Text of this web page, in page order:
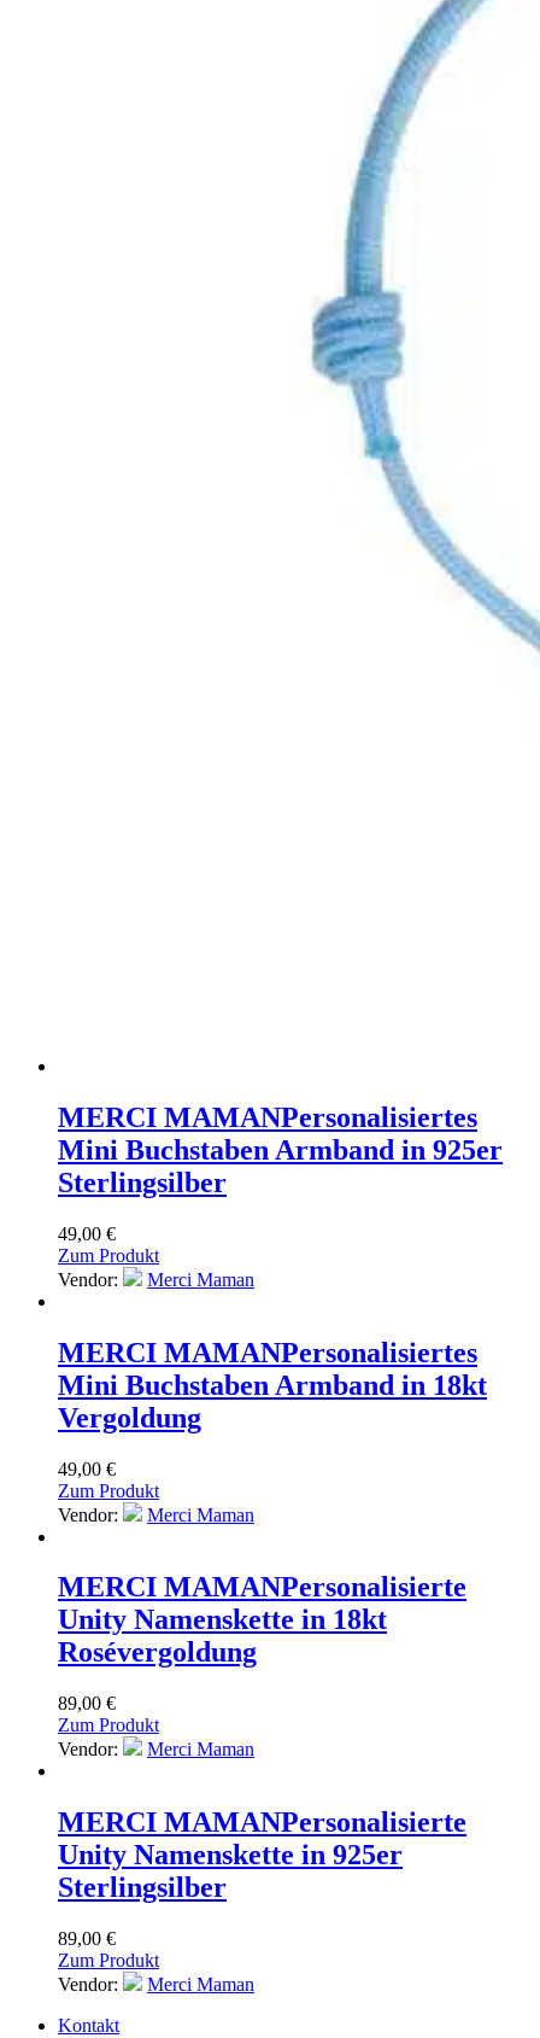
MERCI MAMANPersonalisiertes
Mini Buchstaben Armband in 925er
Sterlingsilber
49,00 €
Zum Produkt
Vendor:
Merci Maman
MERCI MAMANPersonalisiertes
Mini Buchstaben Armband in 18kt
Vergoldung
49,00 €
Zum Produkt
Vendor:
Merci Maman
MERCI MAMANPersonalisierte
Unity Namenskette in 18kt
Rosévergoldung
89,00 €
Zum Produkt
Vendor:
Merci Maman
MERCI MAMANPersonalisierte
Unity Namenskette in 925er
Sterlingsilber
89,00 €
Zum Produkt
Vendor:
Merci Maman
Kontakt